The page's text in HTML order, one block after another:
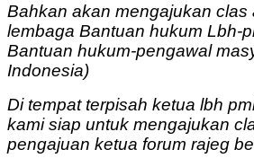
Bahkan akan mengajukan clas
lembaga Bantuan hukum Lbh-
Bantuan hukum-pengawal
Indonesia)
Di tempat terpisah ketua lbh
kami siap untuk mengajukan
pengajuan ketua forum rajeg